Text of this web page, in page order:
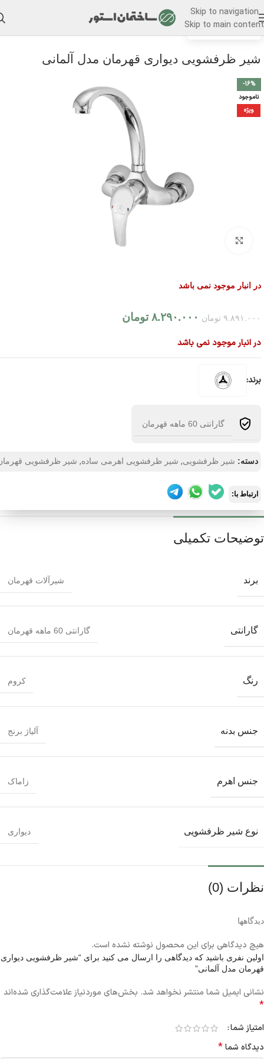
Skip to navigation
Skip to main content
خانه/شیر ظرفشویی
شیر ظرفشویی دیواری قهرمان مدل آلمانی
-16%
ناموجود
ویژه
در انبار موجود نمی باشد
۹.۸۹۱.۰۰۰ تومان ۸.۲۹۰.۰۰۰ تومان
در انبار موجود نمی باشد
برند:
گارانتی 60 ماهه قهرمان
دسته: شیر ظرفشویی, شیر ظرفشویی اهرمی ساده, شیر ظرفشویی
ارتباط با:
توضیحات تکمیلی
برند شیرآلات قهرمان
گارانتی گارانتی 60 ماهه قهرمان
رنگ کروم
جنس بدنه آلیاژ برنج
جنس اهرم زاماک
نوع شیر ظرفشویی دیواری
نظرات (0)
دیدگاهها
هیچ دیدگاهی برای این محصول نوشته نشده است.
اولین نفری باشید که دیدگاهی را ارسال می کنید برای “شیر ظرفشویی دیواری
قهرمان مدل آلمانی”
نشانی ایمیل شما منتشر نخواهد شد. بخش‌های موردنیاز علامت‌گذاری شده‌اند
*
امتیاز شما
دیدگاه شما*